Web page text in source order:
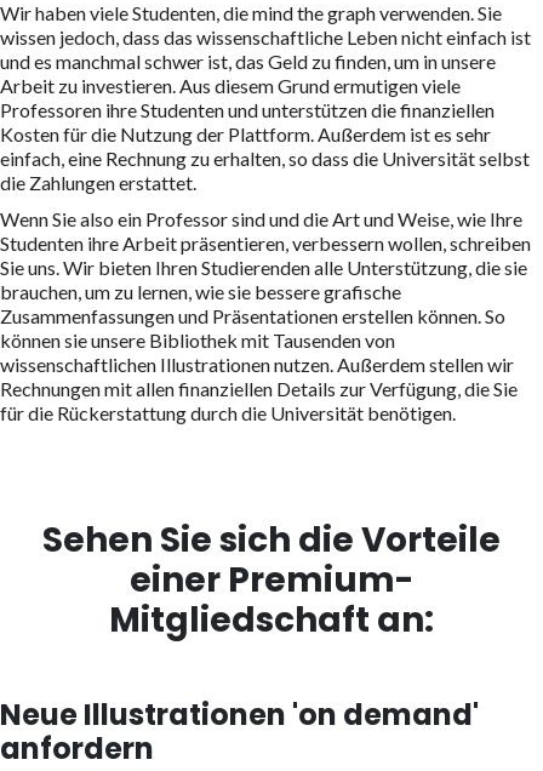
Wir haben viele Studenten, die mind the graph verwenden. Sie
wissen jedoch, dass das wissenschaftliche Leben nicht einfach ist
und es manchmal schwer ist, das Geld zu finden, um in unsere
Arbeit zu investieren. Aus diesem Grund ermutigen viele
Professoren ihre Studenten und unterstützen die finanziellen
Kosten für die Nutzung der Plattform. Außerdem ist es sehr
einfach, eine Rechnung zu erhalten, so dass die Universität selbst
die Zahlungen erstattet.
Wenn Sie also ein Professor sind und die Art und Weise, wie Ihre
Studenten ihre Arbeit präsentieren, verbessern wollen, schreiben
Sie uns. Wir bieten Ihren Studierenden alle Unterstützung, die sie
brauchen, um zu lernen, wie sie bessere grafische
Zusammenfassungen und Präsentationen erstellen können. So
können sie unsere Bibliothek mit Tausenden von
wissenschaftlichen Illustrationen nutzen. Außerdem stellen wir
Rechnungen mit allen finanziellen Details zur Verfügung, die Sie
für die Rückerstattung durch die Universität benötigen.
Sehen Sie sich die Vorteile
einer Premium-
Mitgliedschaft an:
Neue Illustrationen 'on demand'
anfordern